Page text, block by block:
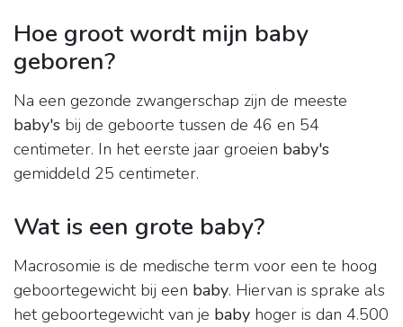
Hoe groot wordt mijn baby
geboren?
Na een gezonde zwangerschap zijn de meeste
baby's bij de geboorte tussen de 46 en 54
centimeter. In het eerste jaar groeien baby's
gemiddeld 25 centimeter.
Wat is een grote baby?
Macrosomie is de medische term voor een te hoog
geboortegewicht bij een baby. Hiervan is sprake als
het geboortegewicht van je baby hoger is dan 4.500